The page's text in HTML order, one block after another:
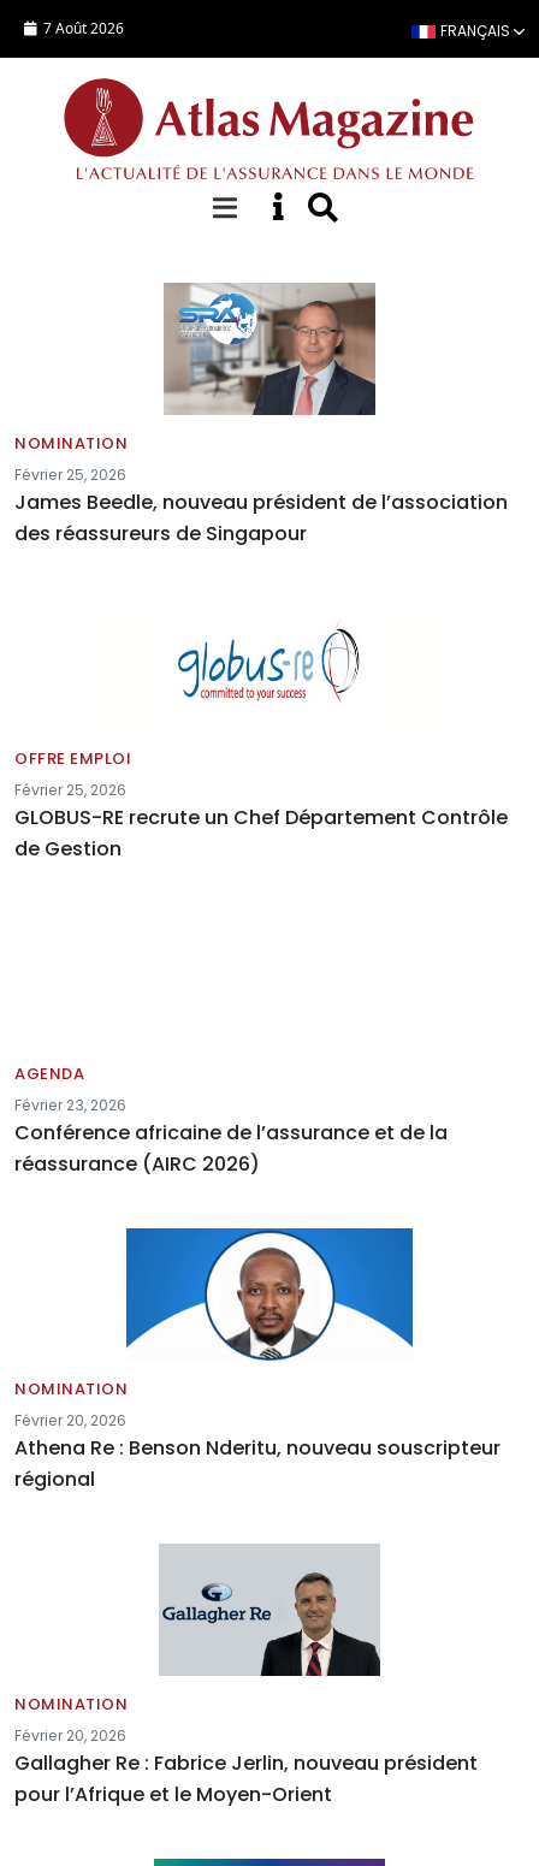
7 Août 2026 FRANÇAIS
Annonces
NOMINATION
Février 25, 2026
James Beedle, nouveau président de l’association
des réassureurs de Singapour
OFFRE EMPLOI
Février 25, 2026
GLOBUS-RE recrute un Chef Département Contrôle
de Gestion
AGENDA
Février 23, 2026
Conférence africaine de l’assurance et de la
réassurance (AIRC 2026)
NOMINATION
Février 20, 2026
Athena Re : Benson Nderitu, nouveau souscripteur
régional
NOMINATION
Février 20, 2026
Gallagher Re : Fabrice Jerlin, nouveau président
pour l’Afrique et le Moyen-Orient